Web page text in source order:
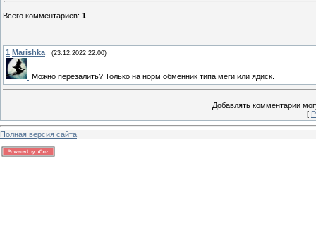
Всего комментариев: 1
1 Marishka (23.12.2022 22:00)
Можно перезалить? Только на норм обменник типа меги или ядиск.
Добавлять комментарии
[
Полная версия сайта